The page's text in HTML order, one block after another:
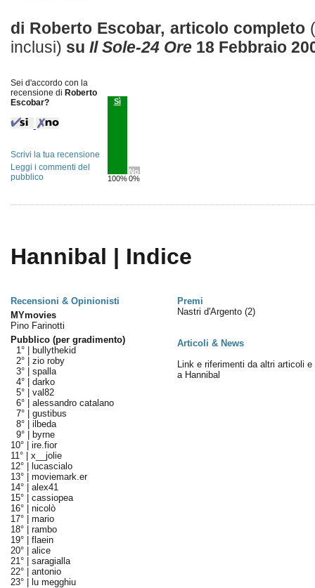
di Roberto Escobar, articolo completo
inclusi) su Il Sole-24 Ore18 Febbraio
Sei d'accordo con la
recensione di Roberto
Escobar?
Sì
100%
No
0%
Scrivi la tua recensione
Leggi i commenti del
pubblico
Hannibal | Indice
Recensioni & Opinionisti
Premi
MYmovies
Pino Farinotti
Pubblico (per gradimento)
1° |
bullythekid
2° | zio roby
3° | spalla
4° | darko
5° | val82
6° | alessandro catalano
7° | gustibus
8° | ilbeda
9° |
byrne
10° | ire.fior
11° | x__jolie
12° |
lucascialo
13° | moviemark.er
14° | alex41
15° | cassiopea
16° | nicolò
17° | mario
18° | rambo
19° | flaein
20° | alice
21° | saragialla
22° | antonio
23° |
lu megghiu
Nastri d'Argento (2)
Articoli & News
Link e riferimenti da altri articoli e
a Hannibal